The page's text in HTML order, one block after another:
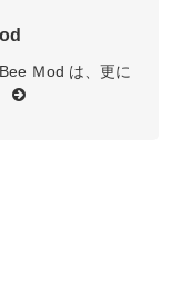
Ｍod は、更に